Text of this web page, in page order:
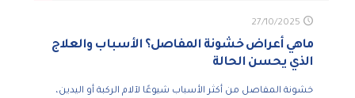
27/10/2025
ماهي أعراض خشونة المفاصل؟ الأسباب والعلاج
الذي يحسن الحالة
خشونة المفاصل من أكثر الأسباب شيوعًا لآلام الركبة أو اليدين،